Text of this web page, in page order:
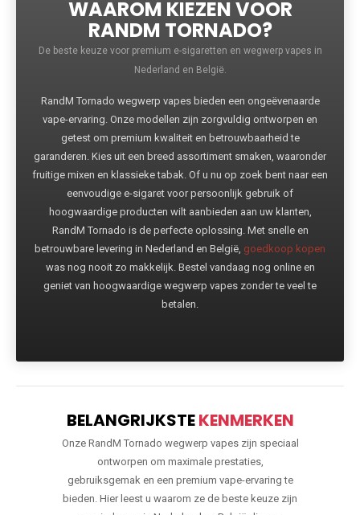
WAAROM KIEZEN VOOR
RANDM TORNADO?
De beste keuze voor premium e-sigaretten en wegwerp vapes in
Nederland en België.
RandM Tornado wegwerp vapes bieden een ongeëvenaarde
vape-ervaring. Onze modellen zijn zorgvuldig ontworpen en
getest om premium kwaliteit en betrouwbaarheid te
garanderen. Kies uit een breed assortiment smaken, waaronder
fruitige mixen en klassieke tabak. Of u nu op zoek bent naar een
eenvoudige e-sigaret voor persoonlijk gebruik of
hoogwaardige producten wilt aanbieden aan uw klanten,
RandM Tornado is de perfecte oplossing. Met snelle en
betrouwbare levering in Nederland en België, goedkoop kopen
was nog nooit zo makkelijk. Bestel vandaag nog online en
geniet van hoogwaardige wegwerp vapes zonder te veel te
betalen.
BELANGRIJKSTEKENMERKEN
Onze RandM Tornado wegwerp vapes zijn speciaal
ontworpen om maximale prestaties,
gebruiksgemak en een premium vape-ervaring te
bieden. Hier leest u waarom ze de beste keuze zijn